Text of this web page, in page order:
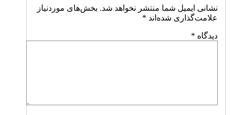
نشانی ایمیل شما منتشر نخواهد شد. بخش‌های موردنیاز
علامت‌گذاری شده‌اند *
دیدگاه *